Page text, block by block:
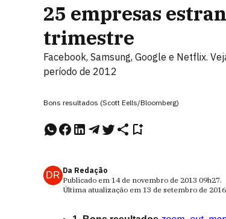
25 empresas
trimestre
Facebook, Samsung, Google e Netflix.
período de 2012
Bons resultados (Scott Eells/Bloomberg)
DR Da Redação
Publicado em 14 de novembro de 2013 09h27.
Última atualização em 13 de setembro de 2016